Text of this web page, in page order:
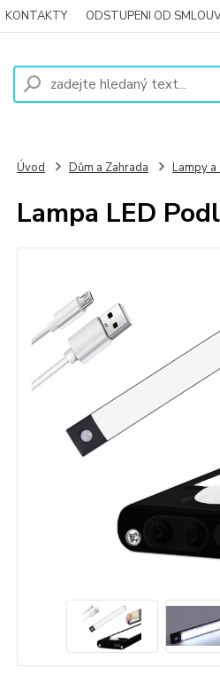
KONTAKTY ODSTUPENI OD
Úvod Dům a Zahrada Lampy
Lampa LED